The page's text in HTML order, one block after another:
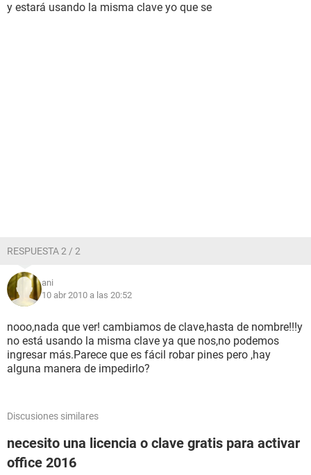
y estará usando la misma clave yo que se
RESPUESTA 2 / 2
ani
10 abr 2010 a las 20:52
nooo,nada que ver! cambiamos de clave,hasta de nombre!!!y
no está usando la misma clave ya que nos,no podemos
ingresar más.Parece que es fácil robar pines pero ,hay
alguna manera de impedirlo?
Discusiones similares
necesito una licencia o clave gratis para activar
office 2016